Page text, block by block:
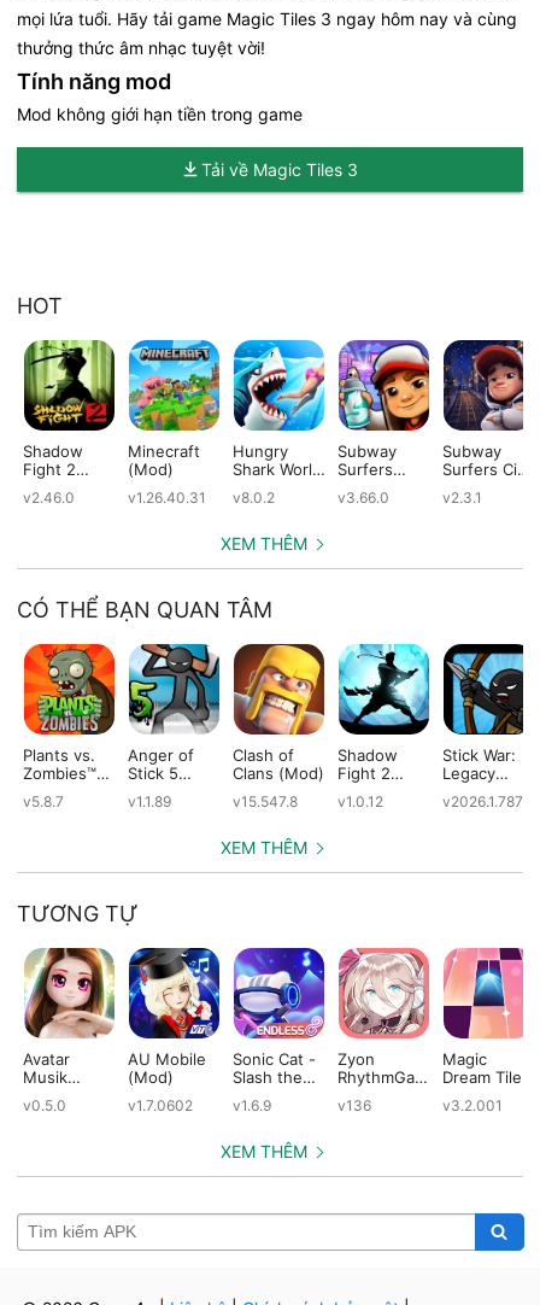
mọi lứa tuổi. Hãy tải game Magic Tiles 3 ngay hôm nay và cùng
thưởng thức âm nhạc tuyệt vời!
Tính năng mod
Mod không giới hạn tiền trong game
Tải về Magic Tiles 3
HOT
Shadow
Fight 2
v2.46.0
Minecraft
(Mod)
v1.26.40.31
Hungry
Shark World
v8.0.2
Subway
Surfers
v3.66.0
Subway
Surfers City
v2.3.1
XEM THÊM
CÓ THỂ BẠN QUAN TÂM
Plants vs.
Zombies™
v5.8.7
Anger of
Stick 5
v1.1.89
Clash of
Clans (Mod)
v15.547.8
Shadow
Fight 2
Edition
v1.0.12
Stick War:
Legacy
v2026.1.787
XEM THÊM
TƯƠNG TỰ
Avatar
Musik
v0.5.0
AU Mobile
(Mod)
v1.7.0602
Sonic Cat -
Slash the
v1.6.9
Zyon
RhythmGam
v136
Magic
Dream Tiles
v3.2.001
XEM THÊM